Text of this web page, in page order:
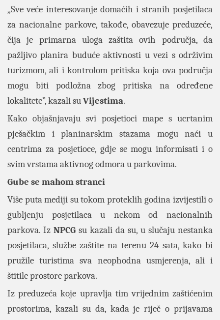
„Sve veće interesovanje domaćih i stranih posjetilaca
za nacionalne parkove, takođe, obavezuje preduzeće,
čija je primarna uloga zaštita ovih područja, da
pažljivo planira buduće aktivnosti u vezi s održivim
turizmom, ali i kontrolom pritiska koja ova područja
mogu biti podložna zbog pritiska na određene
lokalitete”, kazali suVijestima.
Kako objašnjavaju svi posjetioci mape s ucrtanim
pješačkim i planinarskim stazama mogu naći u
centrima za posjetioce, gdje se mogu informisati i o
svim vrstama aktivnog odmora u parkovima.
Gube se mahom stranci
Više puta mediji su tokom proteklih godina izvijestili o
gubljenju posjetilaca u nekom od nacionalnih
parkova. Iz NPCG su kazali da su, u slučaju nestanka
posjetilaca, službe zaštite na terenu 24 sata, kako bi
pružile turistima sva neophodna usmjerenja, ali i
štitile prostore parkova.
Iz preduzeća koje upravlja tim vrijednim zaštićenim
prostorima, kazali su da, kada je riječ o prijavama